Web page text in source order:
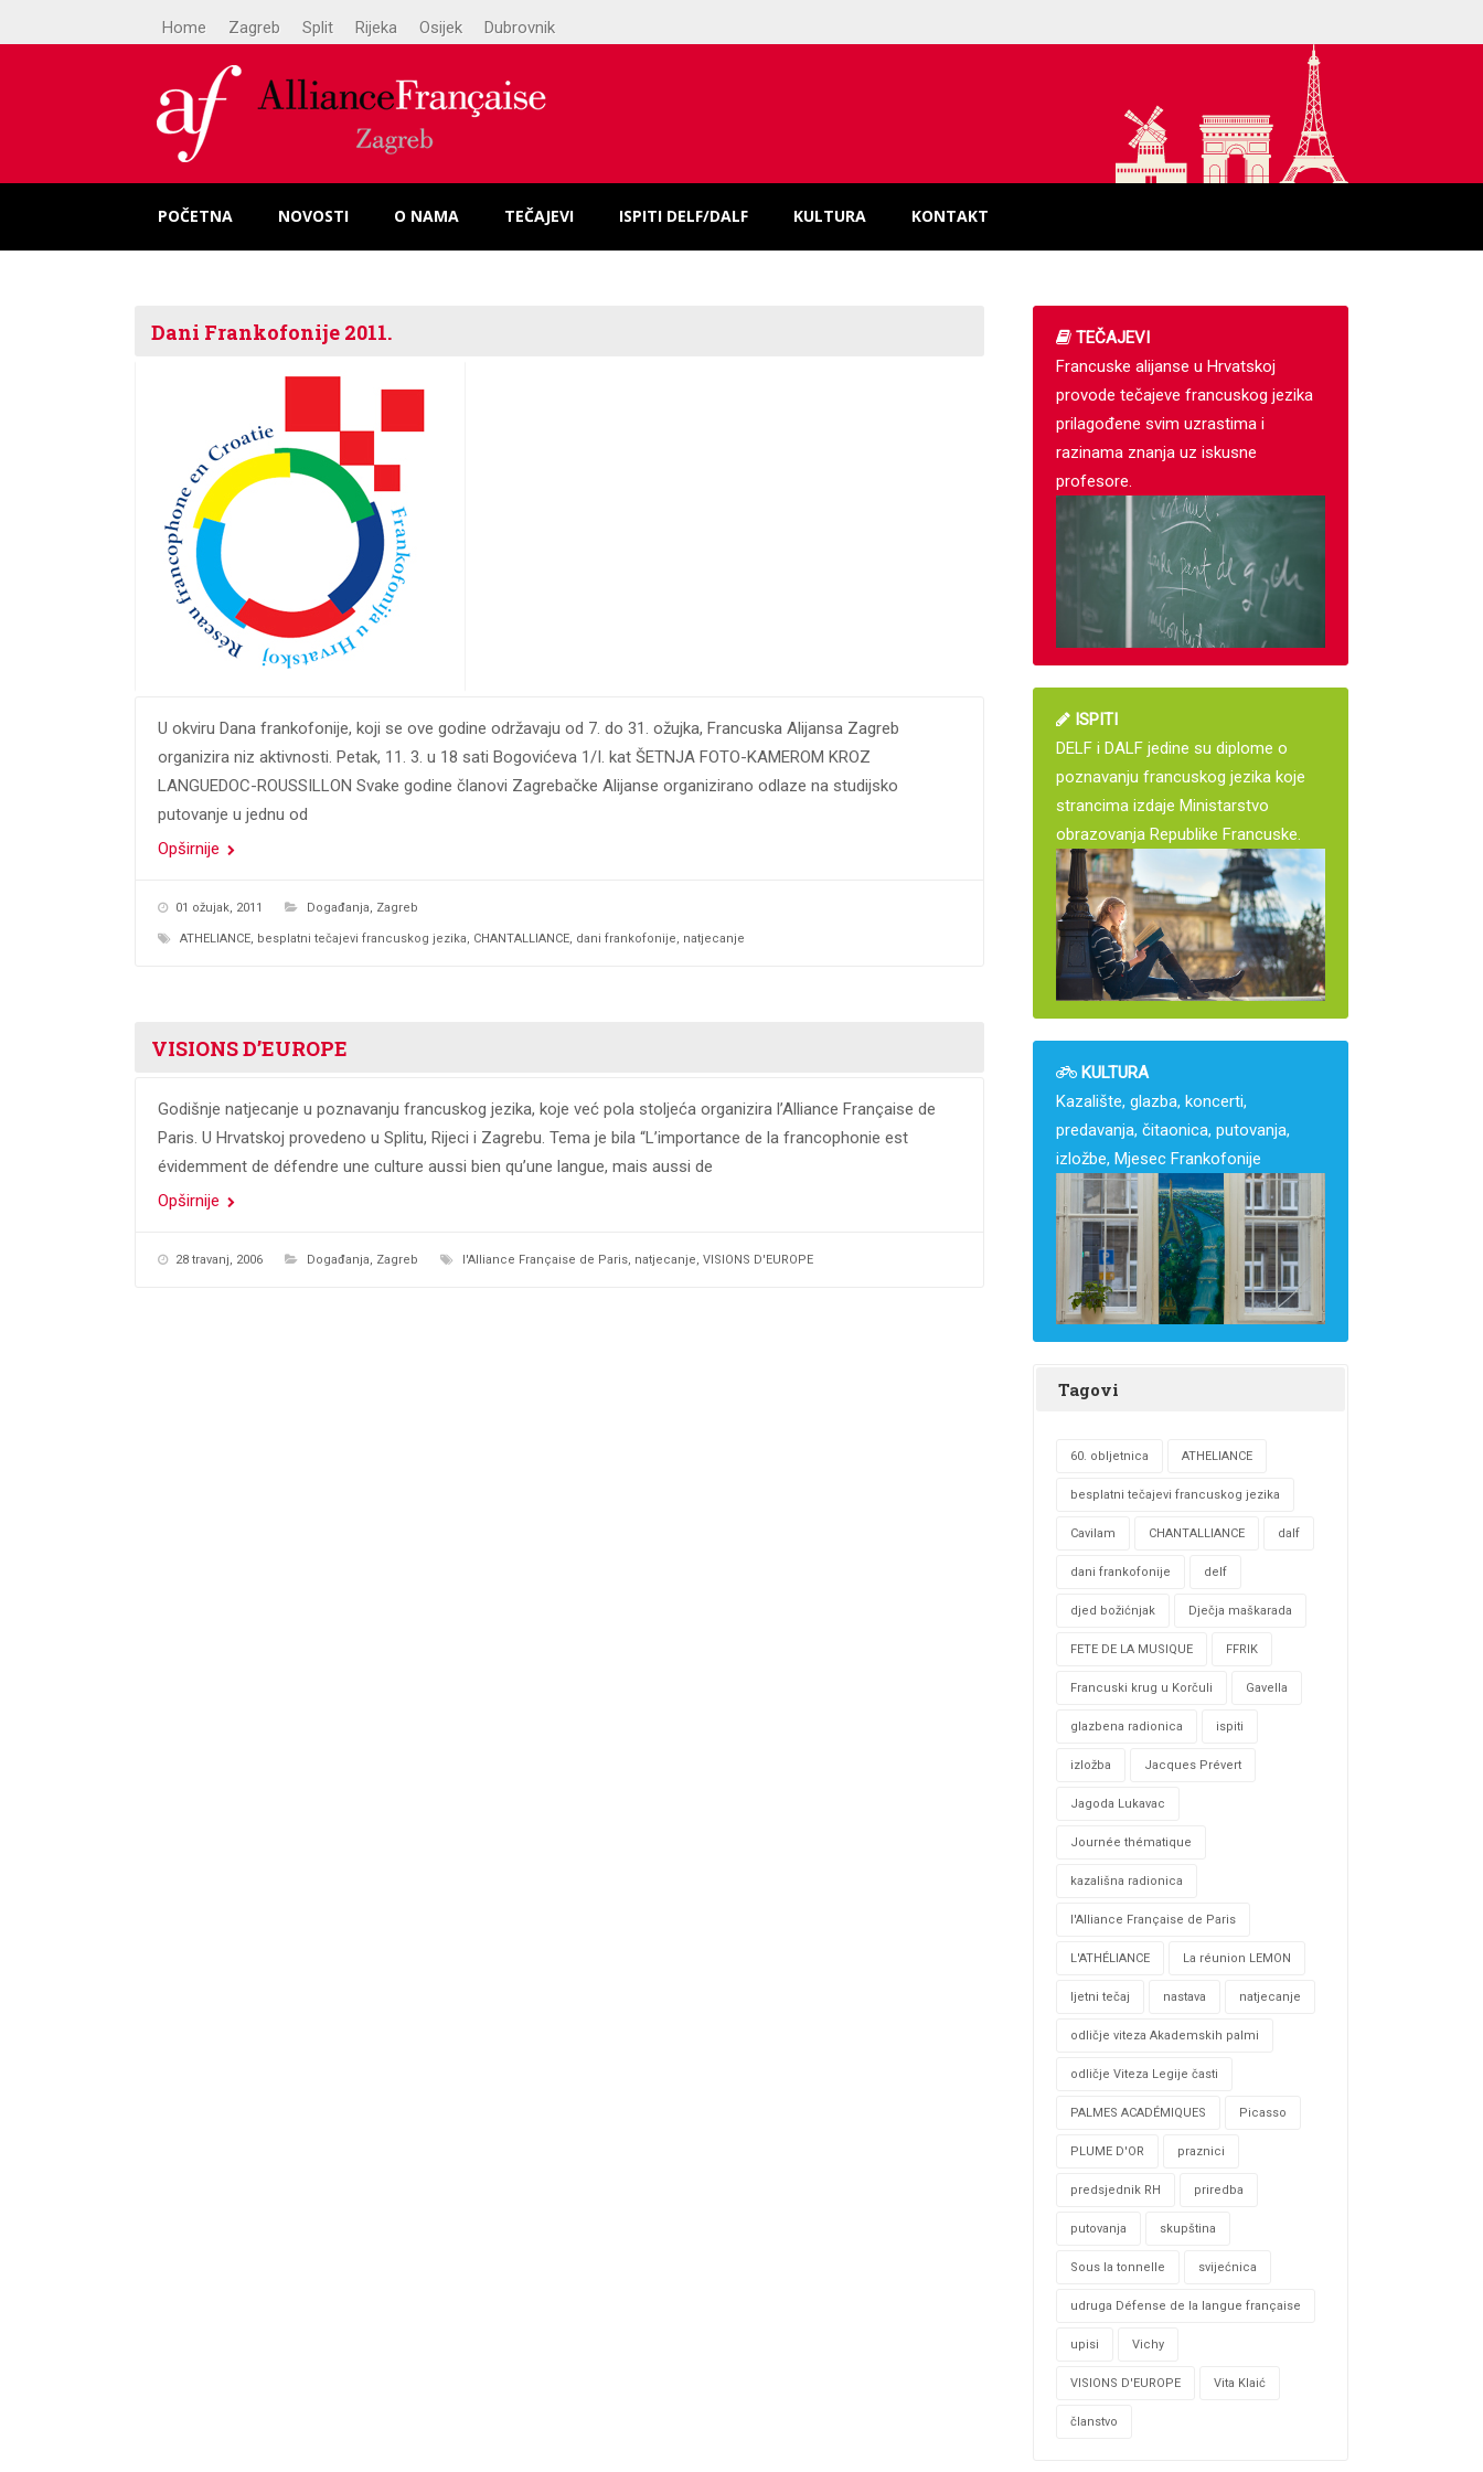
Home Zagreb Split Rijeka Osijek Dubrovnik
POČETNA NOVOSTI O NAMA TEČAJEVI ISPITI DELF/DALF KULTURA KONTAKT
Dani Frankofonije 2011.
U okviru Dana frankofonije, koji se ove godine održavaju od 7. do 31. ožujka, Francuska Alijansa Zagreb
organizira niz aktivnosti. Petak, 11. 3. u 18 sati Bogovićeva 1/I. kat ŠETNJA FOTO-KAMEROM KROZ
LANGUEDOC-ROUSSILLON Svake godine članovi Zagrebačke Alijanse organizirano odlaze na studijsko
putovanje u jednu od
Opširnije
01 ožujak, 2011 Događanja, Zagreb
ATHELIANCE, besplatni tečajevi francuskog jezika, CHANTALLIANCE, dani frankofonije, natjecanje
VISIONS D’EUROPE
Godišnje natjecanje u poznavanju francuskog jezika, koje već pola stoljeća organizira l’Alliance Française de
Paris. U Hrvatskoj provedeno u Splitu, Rijeci i Zagrebu. Tema je bila “L’importance de la francophonie est
évidemment de défendre une culture aussi bien qu’une langue, mais aussi de
Opširnije
28 travanj, 2006 Događanja, Zagreb l'Alliance Française de Paris, natjecanje, VISIONS D'EUROPE
TEČAJEVI
Francuske alijanse u Hrvatskoj
provode tečajeve francuskog jezika
prilagođene svim uzrastima i
razinama znanja uz iskusne
profesore.
ISPITI
DELF i DALF jedine su diplome o
poznavanju francuskog jezika koje
strancima izdaje Ministarstvo
obrazovanja Republike Francuske.
KULTURA
Kazalište, glazba, koncerti,
predavanja, čitaonica, putovanja,
izložbe, Mjesec Frankofonije
Tagovi
60. obljetnica ATHELIANCE
besplatni tečajevi francuskog jezika
Cavilam CHANTALLIANCE dalf
dani frankofonije delf
djed božićnjak Dječja maškarada
FETE DE LA MUSIQUE FFRIK
Francuski krug u Korčuli Gavella
glazbena radionica ispiti
izložba Jacques Prévert
Jagoda Lukavac
Journée thématique
kazališna radionica
l'Alliance Française de Paris
L'ATHÉLIANCE La réunion LEMON
ljetni tečaj nastava natjecanje
odličje viteza Akademskih palmi
odličje Viteza Legije časti
PALMES ACADÉMIQUES Picasso
PLUME D'OR praznici
predsjednik RH priredba
putovanja skupština
Sous la tonnelle svijećnica
udruga Défense de la langue française
upisi Vichy
VISIONS D'EUROPE Vita Klaić
članstvo